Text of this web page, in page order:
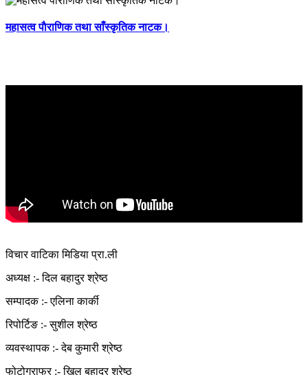
महासत्व पाैराणिक तथा साँस्कृतिक नाटक।
विचार वाटिका मिडिया प्रा.ली
अध्यक्ष :- दिल बहादुर श्रेष्ठ
सम्पादक :- एलिना कार्की
रिपोर्टिङ :- सुशील श्रेष्ठ
व्यवस्थापक :- देब कुमारी श्रेष्ठ
फोटोग्राफर :- खिल बहादुर श्रेष्ठ